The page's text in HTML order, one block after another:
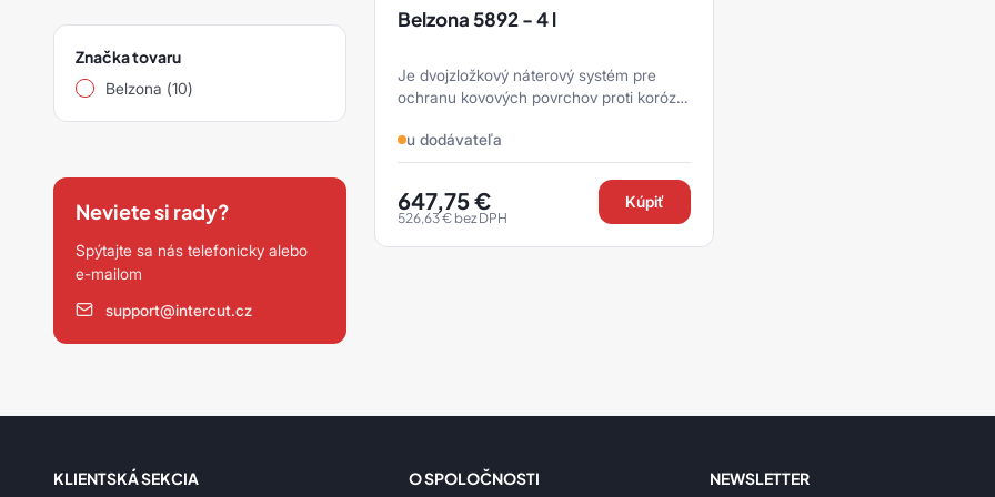
Značka tovaru
Belzona (10)
Neviete si rady?
Spýtajte sa nás telefonicky alebo
e-mailom
support@intercut.cz
Belzona 5892 - 4 l
Je dvojzložkový náterový systém pre
ochranu kovových povrchov proti korózii,
ponore.
u dodávateľa
647,75€
526,63€ bez DPH
Kúpiť
KLIENTSKÁ SEKCIA O SPOLOČNOSTI NEWSLETTER